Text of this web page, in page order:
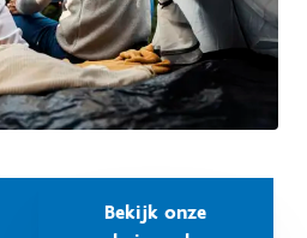
Bekijk onze